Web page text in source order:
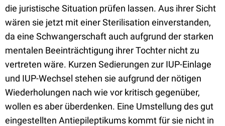
die juristische Situation prüfen lassen. Aus ihrer Sicht
wären sie jetzt mit einer Sterilisation einverstanden,
da eine Schwangerschaft auch aufgrund der starken
mentalen Beeinträchtigung ihrer Tochter nicht zu
vertreten wäre. Kurzen Sedierungen zur IUP-Einlage
und IUP-Wechsel stehen sie aufgrund der nötigen
Wiederholungen nach wie vor kritisch gegenüber,
wollen es aber überdenken. Eine Umstellung des gut
eingestellten Antiepileptikums kommt für sie nicht in